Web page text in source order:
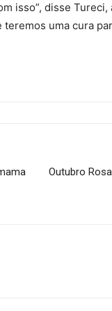
isso”, disse
uma cura
Outubro